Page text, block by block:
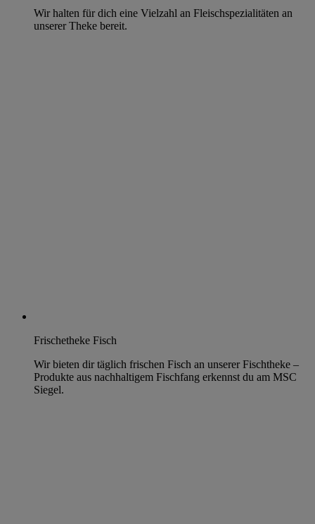
Wir halten für dich eine Vielzahl an Fleischspezialitäten an
unserer Theke bereit.
Frischetheke Fisch
Wir bieten dir täglich frischen Fisch an unserer Fischtheke –
Produkte aus nachhaltigem Fischfang erkennst du am MSC
Siegel.